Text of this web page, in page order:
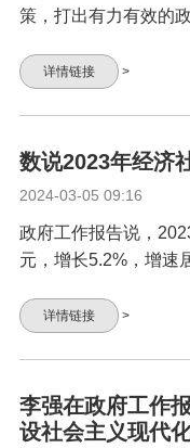
策，打出有力有效的
详情链接 >
数说2023年经济
2024-03-05 09:16
政府工作报告说，
元，增长5.2%，增速
详情链接 >
李强在政府工作
设社会主义现代